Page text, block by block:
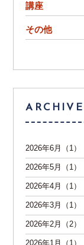
講座
その他
ARCHIVE
2026年6月（1）
2026年5月（1）
2026年4月（1）
2026年3月（1）
2026年2月（2）
2026年1月（1）